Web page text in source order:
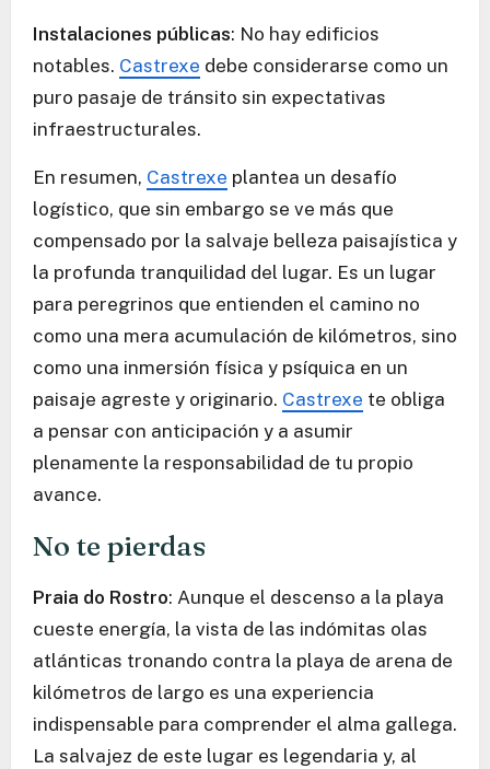
Instalaciones públicas: No hay edificios
notables. Castrexe debe considerarse como un
puro pasaje de tránsito sin expectativas
infraestructurales.
En resumen, Castrexe plantea un desafío
logístico, que sin embargo se ve más que
compensado por la salvaje belleza paisajística y
la profunda tranquilidad del lugar. Es un lugar
para peregrinos que entienden el camino no
como una mera acumulación de kilómetros, sino
como una inmersión física y psíquica en un
paisaje agreste y originario. Castrexe te obliga
a pensar con anticipación y a asumir
plenamente la responsabilidad de tu propio
avance.
No te pierdas
Praia do Rostro: Aunque el descenso a la playa
cueste energía, la vista de las indómitas olas
atlánticas tronando contra la playa de arena de
kilómetros de largo es una experiencia
indispensable para comprender el alma gallega.
La salvajez de este lugar es legendaria y, al